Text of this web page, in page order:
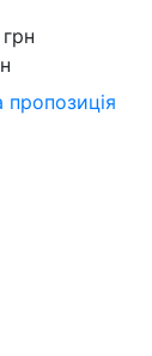
пропозиція